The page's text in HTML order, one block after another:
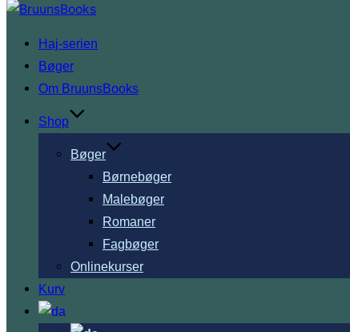
Videre
indhold
Haj-serien
Bøger
Om BruunsBooks
Shop
Bøger
Børnebøger
Malebøger
Romaner
Fagbøger
Onlinekurser
Kurv